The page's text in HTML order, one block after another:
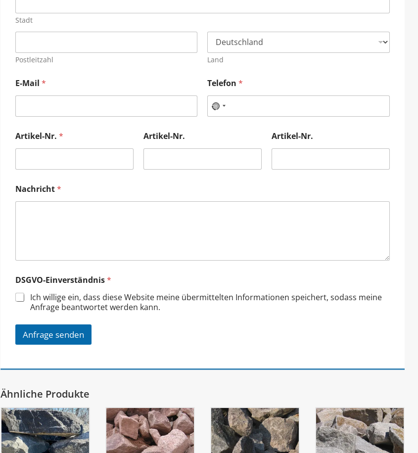
Stadt
Postleitzahl Land
E-Mail * Telefon*
Artikel-Nr. * Artikel-Nr. Artikel-Nr.
Nachricht*
DSGVO-Einverständnis*
Ich willige ein, dass diese Website meine übermittelten Informationen speichert, sodass meine
Anfrage beantwortet werden kann.
Anfrage senden
Ähnliche Produkte